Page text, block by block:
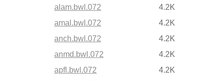
alam.bwl.072
4.2K
amal.bwl.072
4.2K
anch.bwl.072
4.2K
anmd.bwl.072
4.2K
apfl.bwl.072
4.2K